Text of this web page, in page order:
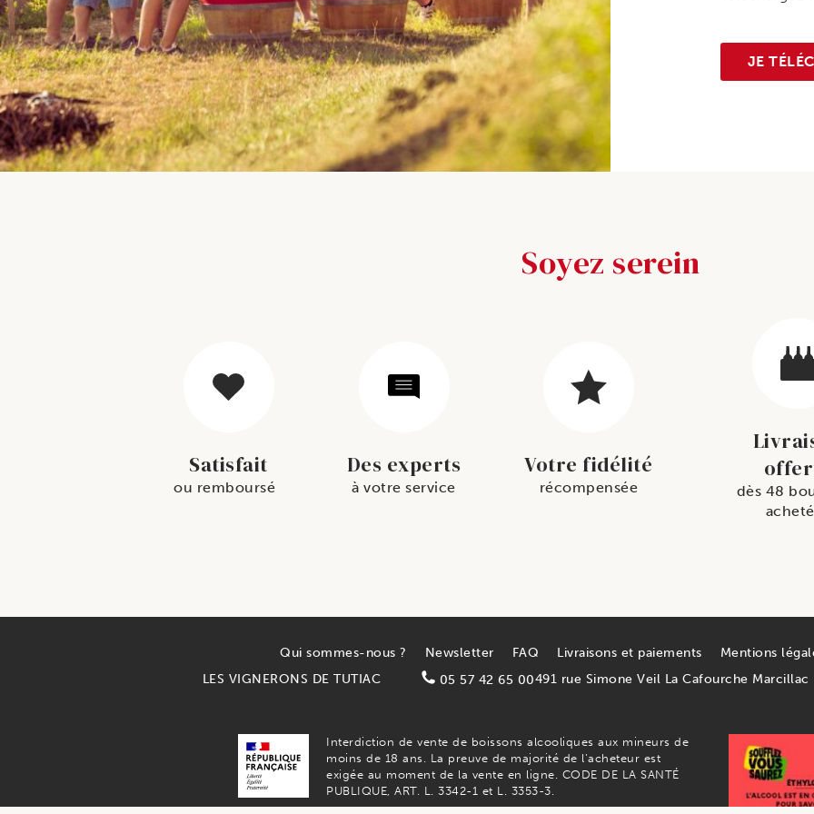
JE
Soyez serein
Satisfait
ou remboursé
Des experts
à votre service
Votre fidélité
récompensée
dès 48
Qui sommes-nous ? Newsletter FAQ Livraisons et paiements Mentions
LES VIGNERONS DE TUTIAC
05 57 42 65 00491 rue Simone Veil La Cafourche Marcillac
Interdiction de vente de boissons alcooliques aux mineurs de
moins de 18 ans. La preuve de majorité de l’acheteur est
exigée au moment de la vente en ligne. CODE DE LA SANTÉ
PUBLIQUE, ART. L. 3342-1 et L. 3353-3.